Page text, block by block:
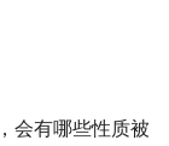
会有哪些性质被